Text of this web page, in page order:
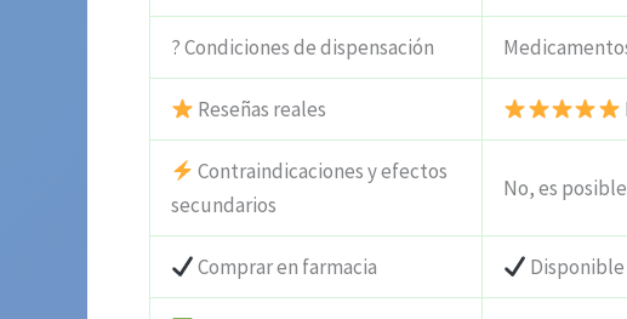
? Condiciones de dispensación
Reseñas reales
Contraindicaciones y efectos
secundarios
No, es
Comprar en farmacia Disponible